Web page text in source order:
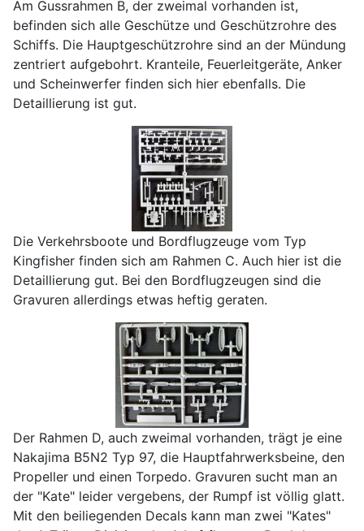
Am Gussrahmen B, der zweimal vorhanden ist,
befinden sich alle Geschütze und Geschützrohre des
Schiffs. Die Hauptgeschützrohre sind an der Mündung
zentriert aufgebohrt. Kranteile, Feuerleitgeräte, Anker
und Scheinwerfer finden sich hier ebenfalls. Die
Detaillierung ist gut.
Die Verkehrsboote und Bordflugzeuge vom Typ
Kingfisher finden sich am Rahmen C. Auch hier ist die
Detaillierung gut. Bei den Bordflugzeugen sind die
Gravuren allerdings etwas heftig geraten.
Der Rahmen D, auch zweimal vorhanden, trägt je eine
Nakajima B5N2 Typ 97, die Hauptfahrwerksbeine, den
Propeller und einen Torpedo. Gravuren sucht man an
der "Kate" leider vergebens, der Rumpf ist völlig glatt.
Mit den beiliegenden Decals kann man zwei "Kates"